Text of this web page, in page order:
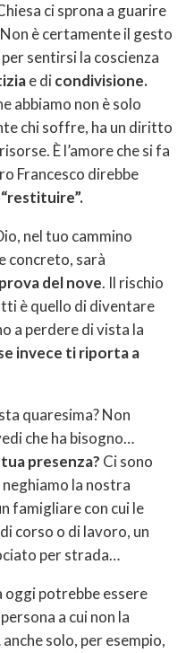
ci sprona a guarire
è certamente il gesto
per sentirsi la coscienza
e dicondivisione.
abbiamo non è solo
chi soffre, ha un diritto
È l’amore che si fa
Francesco direbbe
“restituire”.
nel tuo cammino
concreto, sarà
prova del nove. Il rischio
è quello di diventare
a perdere di vista la
invece ti riporta a
quaresima? Non
che ha bisogno…
presenza? Ci sono
la nostra
famigliare con cui le
corso o di lavoro, un
per strada…
oggi potrebbe essere
a cui non la
solo, per esempio,